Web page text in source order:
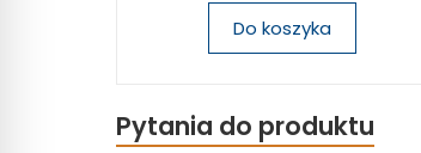
Do koszyka
Pytania do produktu